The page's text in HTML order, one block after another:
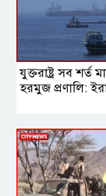
যুক্তরাষ্ট্র সব শর্ত
হরমুজ প্রণালি: